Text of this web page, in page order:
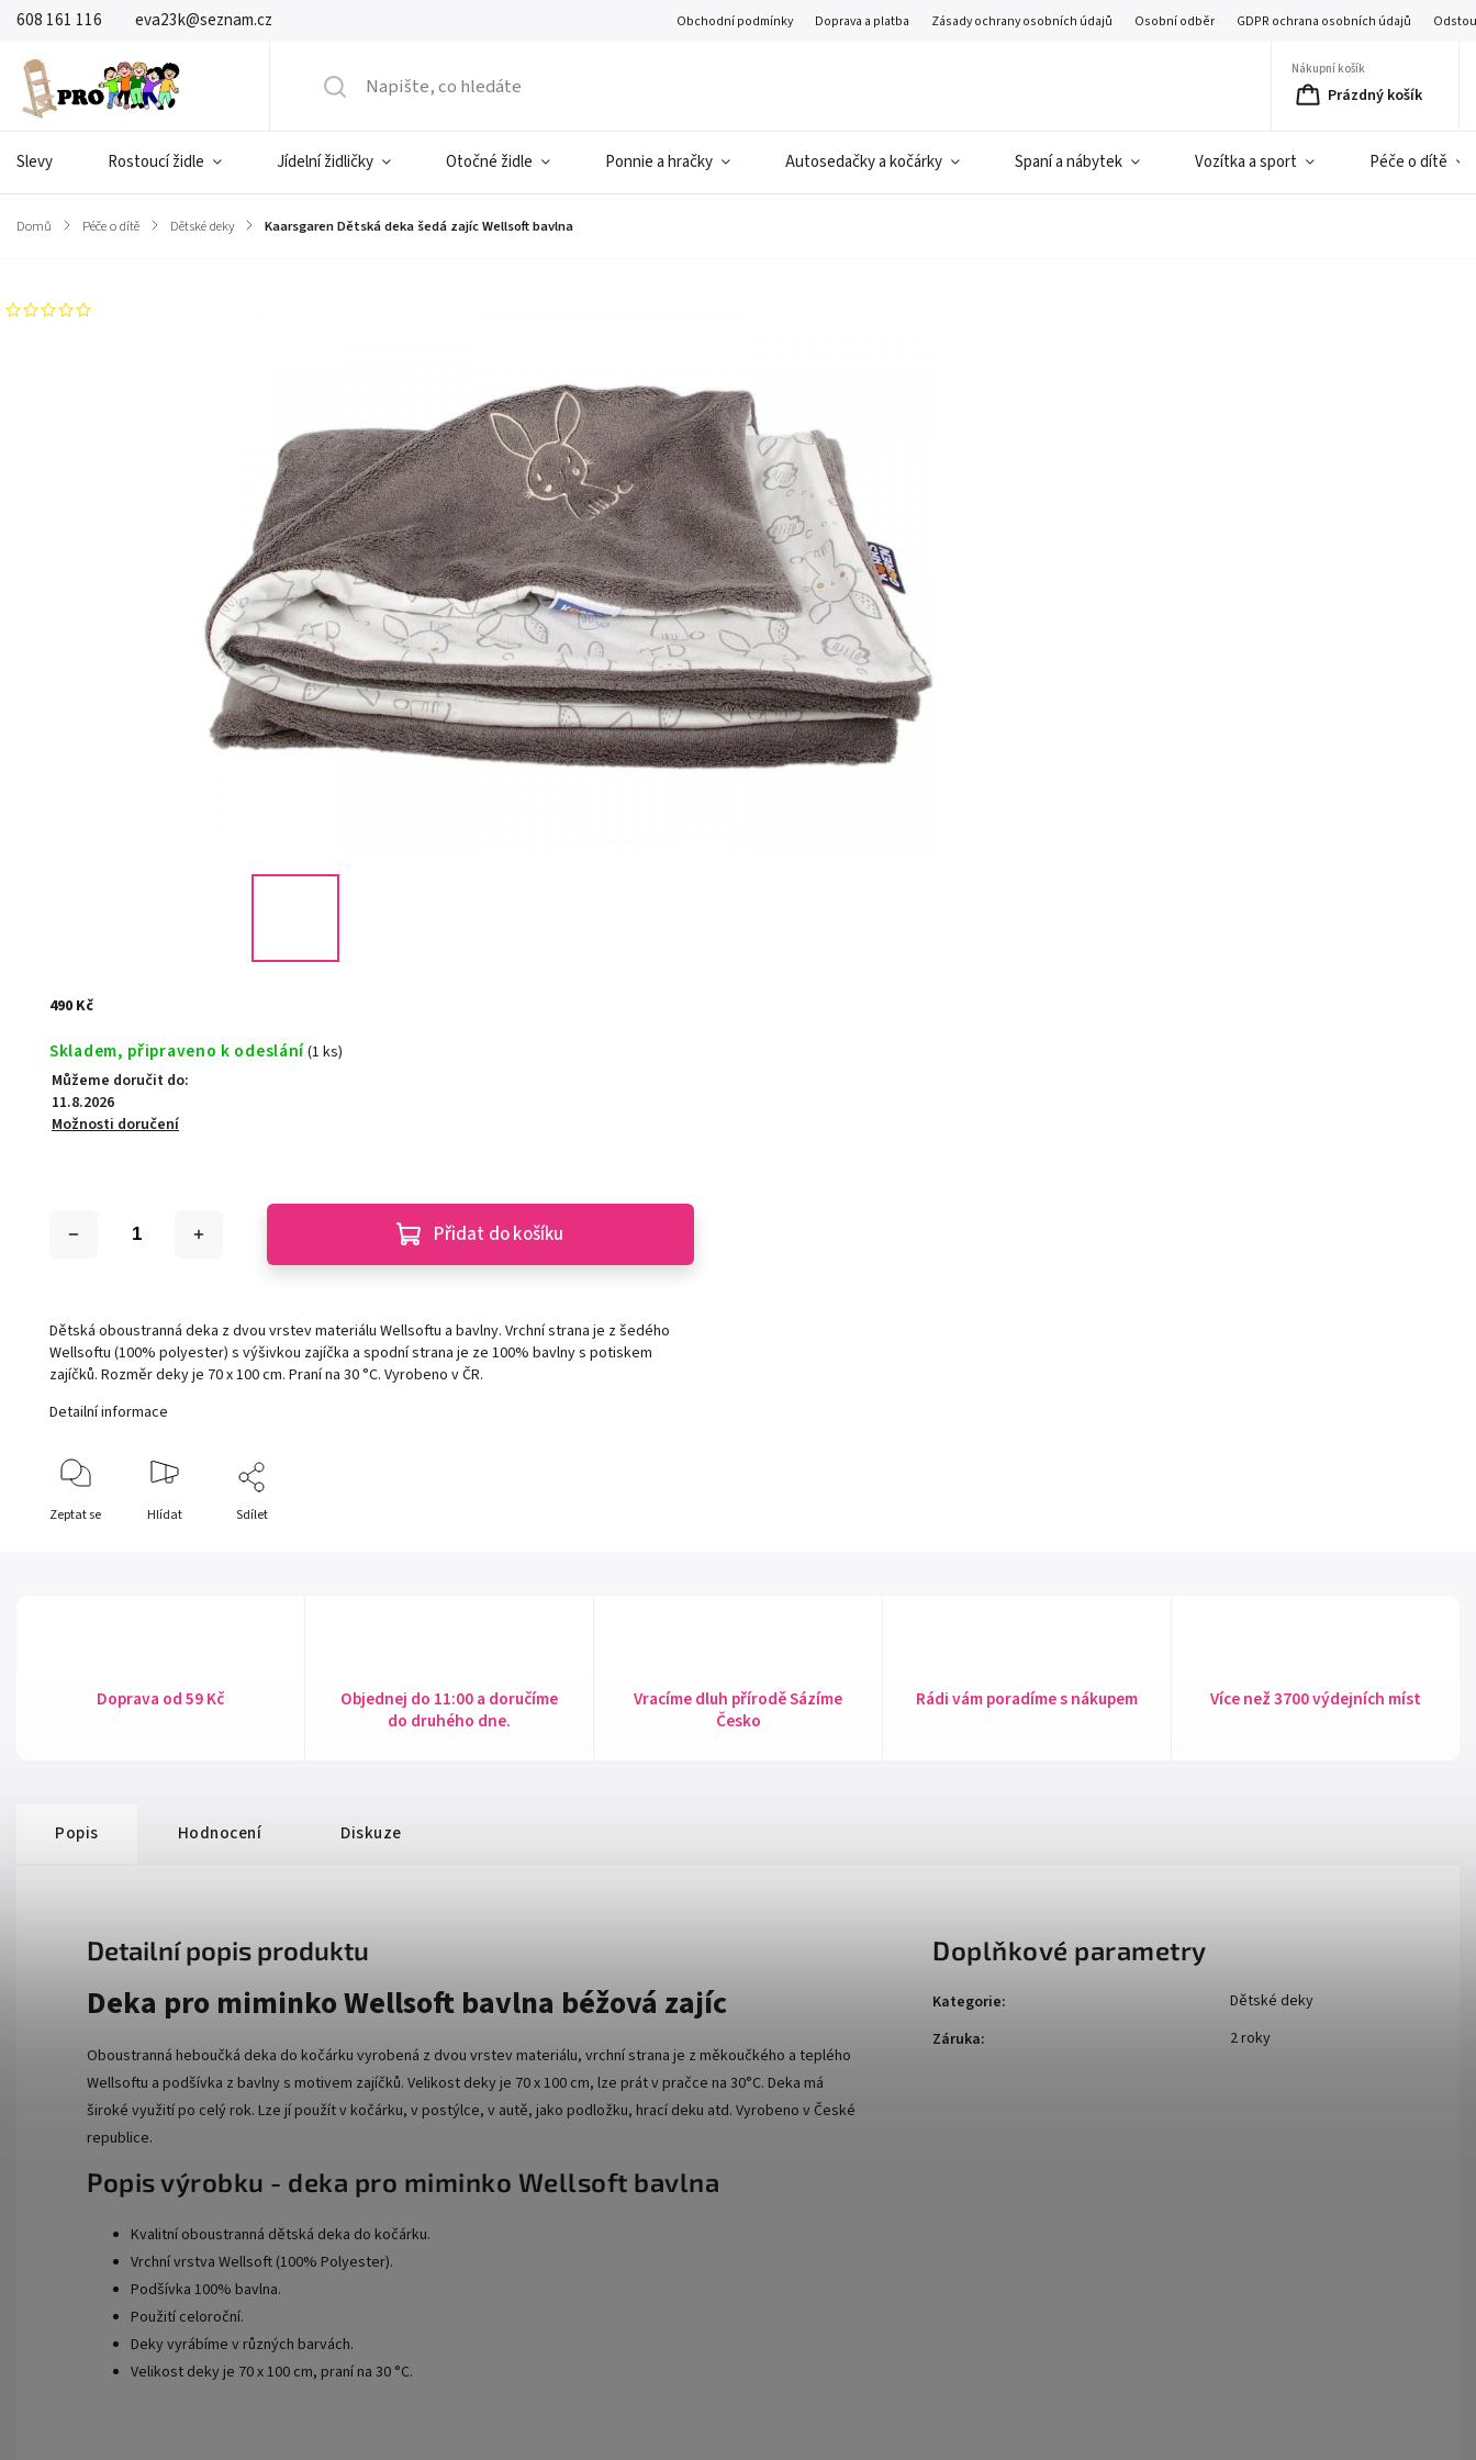
608 161 116 eva23k@seznam.cz Obchodní podmínky Doprava a platba Zásady ochrany osobních údajů Osobní odběr GDPR ochrana osobních údajů
Nákupní košík
Prázdný košík
Slevy Rostoucí židle Jídelní židličky Otočné židle Ponnie a hračky Autosedačky a kočárky Spaní a nábytek Vozítka a sport Péče o dítě
Domů / Péče o dítě / Dětské deky / Kaarsgaren Dětská deka šedá zajíc Wellsoft bavlna
490 Kč
Skladem, připraveno k odeslání(1 ks)
Můžeme doručit do:
11.8.2026
Možnosti doručení
Přidat do košíku
Dětská oboustranná deka z dvou vrstev materiálu Wellsoftu a bavlny. Vrchní strana je z šedého
Wellsoftu (100% polyester) s výšivkou zajíčka a spodní strana je ze 100% bavlny s potiskem
zajíčků. Rozměr deky je 70 x 100 cm. Praní na 30 °C. Vyrobeno v ČR.
Detailní informace
Zeptat se Hlídat Sdílet
Doprava od 59 Kč
Objednej do 11:00 a doručíme
do druhého dne.
Vracíme dluh přírodě Sázíme
Česko
Rádi vám poradíme s nákupem Více než 3700 výdejních míst
Popis Hodnocení Diskuze
Detailní popis produktu
Deka pro miminko Wellsoft bavlna béžová zajíc
Oboustranná heboučká deka do kočárku vyrobená z dvou vrstev materiálu, vrchní strana je z měkoučkého a teplého
Wellsoftu a podšívka z bavlny s motivem zajíčků. Velikost deky je 70 x 100 cm, lze prát v pračce na 30°C. Deka má
široké využití po celý rok. Lze jí použít v kočárku, v postýlce, v autě, jako podložku, hrací deku atd. Vyrobeno v České
republice.
Popis výrobku - deka pro miminko Wellsoft bavlna
Kvalitní oboustranná dětská deka do kočárku.
Vrchní vrstva Wellsoft (100% Polyester).
Podšívka 100% bavlna.
Použití celoroční.
Deky vyrábíme v různých barvách.
Velikost deky je 70 x 100 cm, praní na 30 °C.
Doplňkové parametry
Kategorie:
Dětské deky
Záruka: 2 roky